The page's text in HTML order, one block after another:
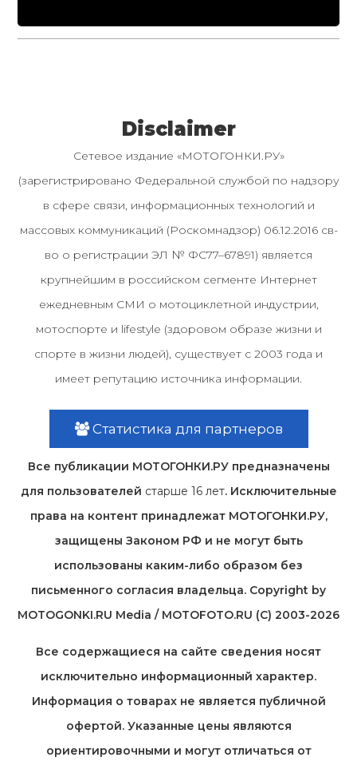
Disclaimer
Сетевое издание «МОТОГОНКИ.РУ»
(зарегистрировано Федеральной службой по надзору
в сфере связи, информационных технологий и
массовых коммуникаций (Роскомнадзор) 06.12.2016 св-
во о регистрации ЭЛ № ФС77–67891) является
крупнейшим в российском сегменте Интернет
ежедневным СМИ о мотоциклетной индустрии,
мотоспорте и lifestyle (здоровом образе жизни и
спорте в жизни людей), существует с 2003 года и
имеет репутацию источника информации.
Статистика для партнеров
Все публикации МОТОГОНКИ.РУ предназначены
для пользователей старше 16 лет. Исключительные
права на контент принадлежат МОТОГОНКИ.РУ,
защищены Законом РФ и не могут быть
использованы каким-либо образом без
письменного согласия владельца. Copyright by
MOTOGONKI.RU Media / MOTOFOTO.RU (C) 2003-2026
Все содержащиеся на cайте сведения носят
исключительно информационный характер.
Информация о товарах не является публичной
офертой. Указанные цены являются
ориентировочными и могут отличаться от